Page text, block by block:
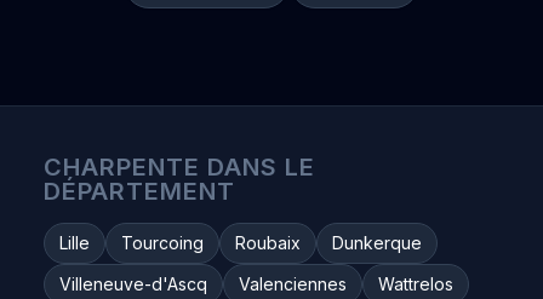
CHARPENTE DANS LE
DÉPARTEMENT
Lille Tourcoing Roubaix
Dunkerque
Villeneuve-d'Ascq
Valenciennes
Wattrelos